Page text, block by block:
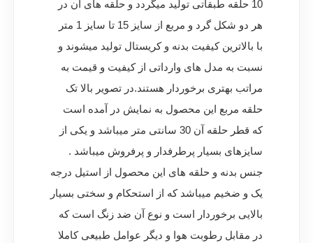
10 حلقه طبقاتی تولید میگردد و حلقه های آن در
هر دو شکل گرد و مربع از سایز 15 تا سایز 1 متر
با بالاترین کیفیت بدنه و کریستال تولید میشوند و
نسبت به مدل های وارداتی از کیفیت و قیمت به
مراتب بهتری برخوردار هستند.در تصویر بالا تک
حلقه مربع این محصول به نمایش در آمده است
که قطر حلقه آن 30 سانتی متر میباشد و یکی از
سایزهای بسیار پرطرفدار و پرفروش میباشد .
جنس بدنه و حلقه های این محصول از استیل درجه
یک و ضخیم میباشد که از استحکام و سختی بسیار
بالایی برخوردار است و نوع آن ضد زنگ است که
در مقابل رطوبت هوا و دیگر عوامل طبیعی کاملا